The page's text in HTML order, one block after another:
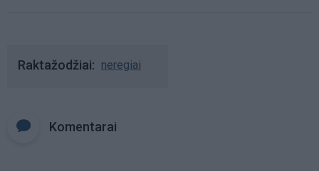
Raktažodžiai neregiai
Komentarai